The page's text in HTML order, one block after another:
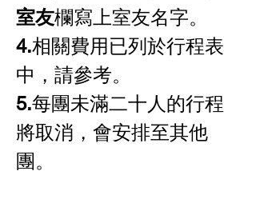
室友欄寫上室友名字。
4.相關費用已列於行程表
中，請參考。
5.每團未滿二十人的行程
將取消，會安排至其他
團。